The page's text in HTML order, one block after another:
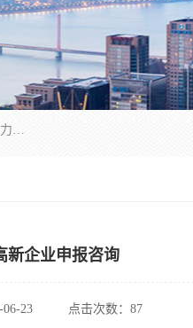
“专精特新”中小企业是指经省工业和信息化厅认定，专注于细分市场、掌握关键核心技术、创新能力强、市场占有率高、质量效益优，在专业化、精细化、特色化、新颖化等方面表现突出的中小企业。
新企业申报咨询
06-23 点击次数：87